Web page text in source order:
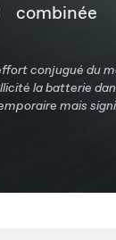
combinée
conjugué du
la batterie
mais